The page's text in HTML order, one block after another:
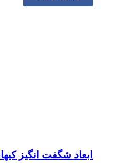
ابعاد شگفت‌ انگیز